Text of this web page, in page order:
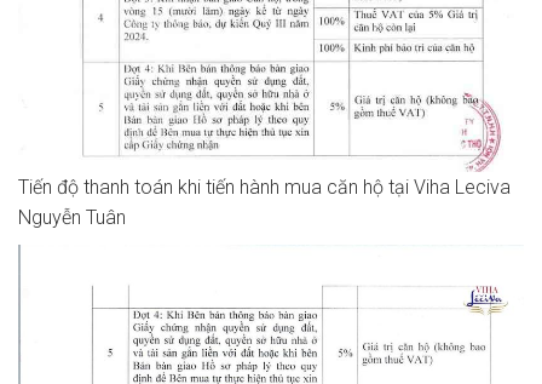
Tiến độ thanh toán khi tiến hành mua căn hộ tại Viha Leciva
Nguyễn Tuân